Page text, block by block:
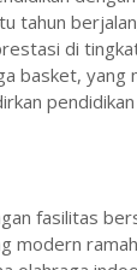
tahun
di
basket, yang
fasilitas
modern